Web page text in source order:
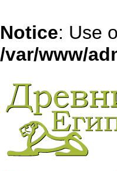
Notice: Use
/var/www/